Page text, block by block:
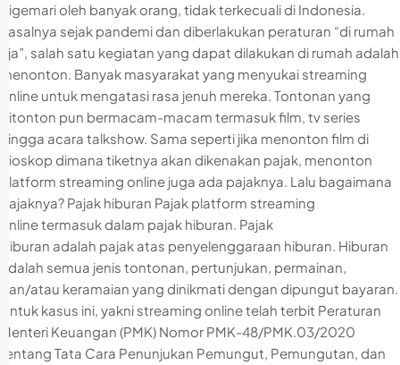
digemari oleh banyak orang, tidak terkecuali di Indonesia.
Pasalnya sejak pandemi dan diberlakukan peraturan “di rumah
aja”, salah satu kegiatan yang dapat dilakukan di rumah adalah
menonton. Banyak masyarakat yang menyukai streaming
online untuk mengatasi rasa jenuh mereka. Tontonan yang
ditonton pun bermacam-macam termasuk film, tv series
hingga acara talkshow. Sama seperti jika menonton film di
bioskop dimana tiketnya akan dikenakan pajak, menonton
platform streaming online juga ada pajaknya. Lalu bagaimana
pajaknya? Pajak hiburan Pajak platform streaming
online termasuk dalam pajak hiburan. Pajak
Hiburan adalah pajak atas penyelenggaraan hiburan. Hiburan
adalah semua jenis tontonan, pertunjukan, permainan,
dan/atau keramaian yang dinikmati dengan dipungut bayaran.
Untuk kasus ini, yakni streaming online telah terbit Peraturan
Menteri Keuangan (PMK) Nomor PMK-48/PMK.03/2020
tentang Tata Cara Penunjukan Pemungut, Pemungutan, dan